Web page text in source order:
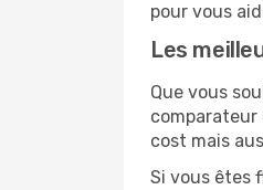
pour vous
Les
Que vous
comparateur
cost mais
Si vous êtes